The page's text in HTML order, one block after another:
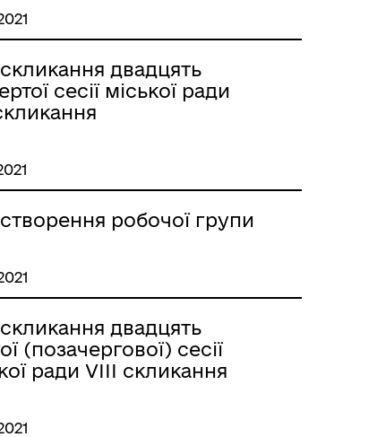
двадцять
сесії міської ради
робочої групи
двадцять
(позачергової) сесії
ради VIІI скликання